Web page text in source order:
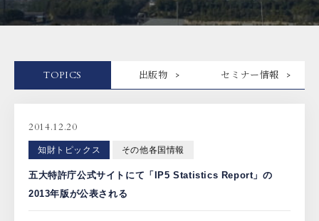
SHIP（米国直接出願）
PCTnavi
Blog
TOPICS 出版物 セミナー情報
2014.12.20
知財トピックス その他各国情報
五大特許庁公式サイトにて「IP5 Statistics Report」の
2013年版が公表される